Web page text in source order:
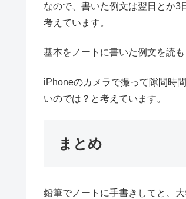
なので、書いた例文は翌日とか3
考えています。
基本をノートに書いた例文を読
iPhoneのカメラで撮って隙間時
いのでは？と考えています。
まとめ
鉛筆でノートに手書きしてと、